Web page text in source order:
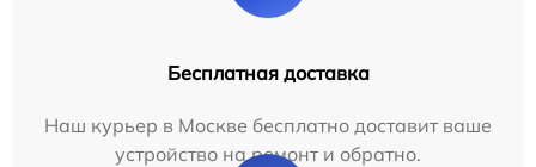
Бесплатная доставка
Наш курьер в Москве бесплатно доставит ваше
устройство на ремонт и обратно.